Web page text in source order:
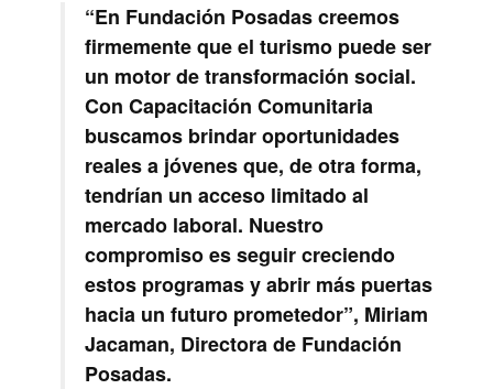
“En Fundación Posadas creemos
firmemente que el turismo puede ser
un motor de transformación social.
Con Capacitación Comunitaria
buscamos brindar oportunidades
reales a jóvenes que, de otra forma,
tendrían un acceso limitado al
mercado laboral. Nuestro
compromiso es seguir creciendo
estos programas y abrir más puertas
hacia un futuro prometedor”, Miriam
Jacaman, Directora de Fundación
Posadas.